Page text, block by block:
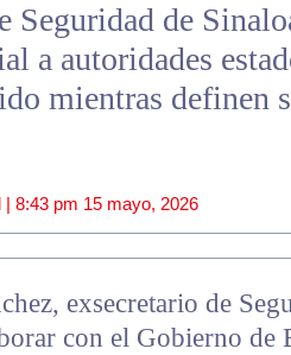
Seguridad de
a autoridades
mientras definen
| 8:43 pm 15 mayo, 2026
exsecretario de
con el Gobierno de